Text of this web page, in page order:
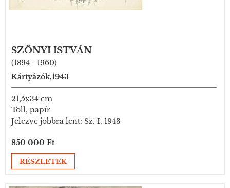
SZŐNYI ISTVÁN
(1894 - 1960)
Kártyázók,1943
21,5x34 cm
Toll, papír
Jelezve jobbra lent: Sz. I. 1943
850 000 Ft
RÉSZLETEK